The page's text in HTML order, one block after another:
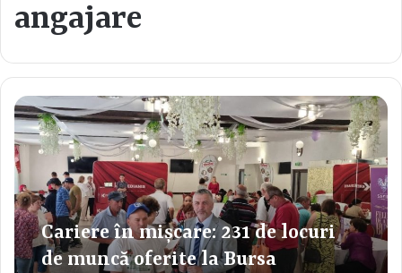
angajare
Cariere în mișcare: 231 de locuri
de muncă oferite la Bursa